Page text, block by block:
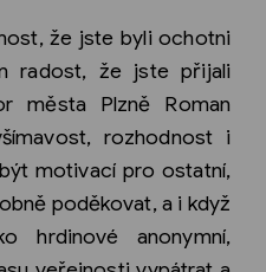
že jste byli ochotni
radost, že jste přijali
města Plzně Roman
rozhodnost i
motivací pro ostatní,
poděkovat, a i když
hrdinové anonymní,